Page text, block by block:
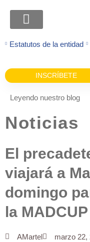
Estatutos de la entidad
INSCRÍBETE
Leyendo nuestro blog
Noticias
El
viajará a
domingo
la MADCUP
AMartel marzo 22,